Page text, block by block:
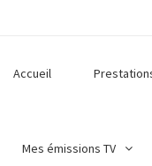
Accueil
Mes émissions TV